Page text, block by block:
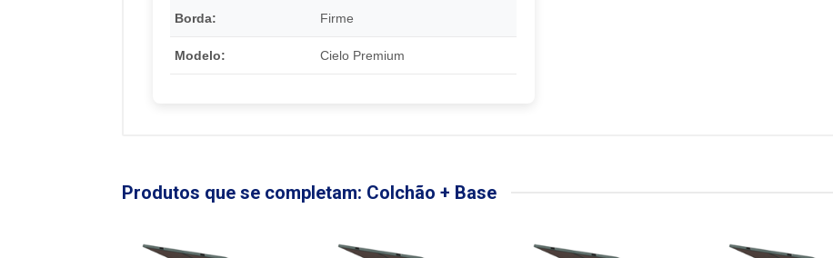
Borda: Firme
Modelo: Cielo Premium
Produtos que se completam: Colchão + Base